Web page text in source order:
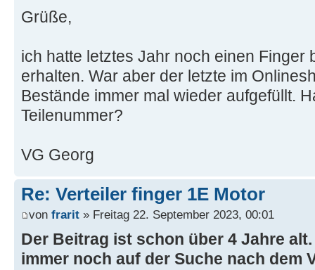
Grüße,
ich hatte letztes Jahr noch einen Finger
erhalten. War aber der letzte im
Bestände immer mal wieder aufgefüllt.
Teilenummer?
VG Georg
Re: Verteiler finger 1E Motor
von frarit » Freitag 22. September 2023, 00:01
Der Beitrag ist schon über 4 Jahre
immer noch auf der Suche nach dem